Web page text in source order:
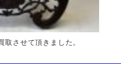
取させて頂きました。